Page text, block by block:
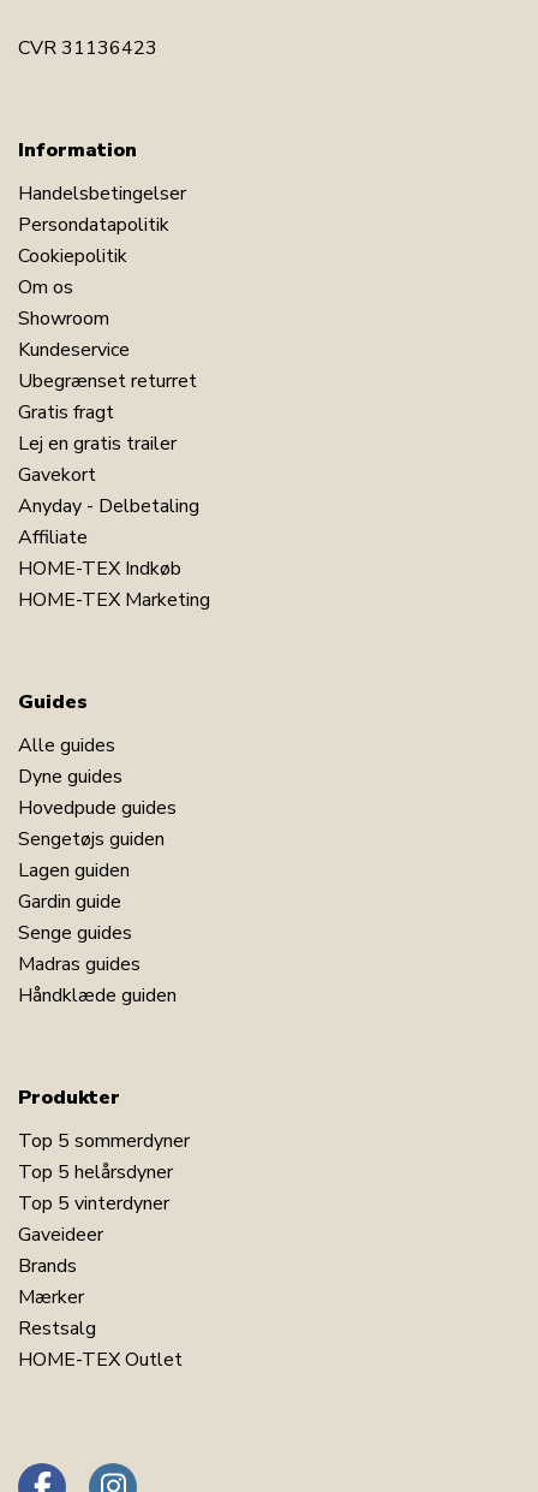
CVR 31136423
Information
Handelsbetingelser
Persondatapolitik
Cookiepolitik
Om os
Showroom
Kundeservice
Ubegrænset returret
Gratis fragt
Lej en gratis trailer
Gavekort
Anyday - Delbetaling
Affiliate
HOME-TEX Indkøb
HOME-TEX Marketing
Guides
Alle guides
Dyne guides
Hovedpude guides
Sengetøjs guiden
Lagen guiden
Gardin guide
Senge guides
Madras guides
Håndklæde guiden
Produkter
Top 5 sommerdyner
Top 5 helårsdyner
Top 5 vinterdyner
Gaveideer
Brands
Mærker
Restsalg
HOME-TEX Outlet